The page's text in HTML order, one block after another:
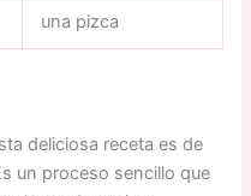
una pizca
deliciosa receta es de
un proceso sencillo que